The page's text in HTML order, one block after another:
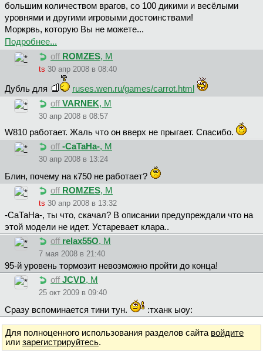
большим количеством врагов, со 100 дикими и весёлыми
уровнями и другими игровыми достоинствами!
Моркрвь, которую Вы не можете...
Подробнее...
off ROMZES, М
ts 30 апр 2008 в 08:40
Дубль для
ruses.wen.ru/games/carrot.html
off VARNEK, М
30 апр 2008 в 08:57
W810 работает. Жаль что он вверх не прыгает. Спасибо.
off -CaTaHa-, М
30 апр 2008 в 13:24
Блин, почему на к750 не работает?
off ROMZES, М
ts 30 апр 2008 в 13:32
-СаТаНа-, ты что, скачал? В описании предупреждали что на
этой модели не идет. Устаревает клара..
off relax55O, М
7 мая 2008 в 21:40
95-й уровень тормозит невозможно пройти до конца!
off JCVD, М
25 окт 2009 в 09:40
Сразу вспоминается тини тун. :тханк ыоу:
Для полноценного использования разделов сайта войдите
или зарегистрируйтесь.